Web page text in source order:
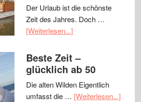
Der Urlaub ist die schönste
Zeit des Jahres. Doch …
[Weiterlesen...]
Beste Zeit –
glücklich ab 50
Die alten Wilden Eigentlich
umfasst die … [Weiterlesen...]